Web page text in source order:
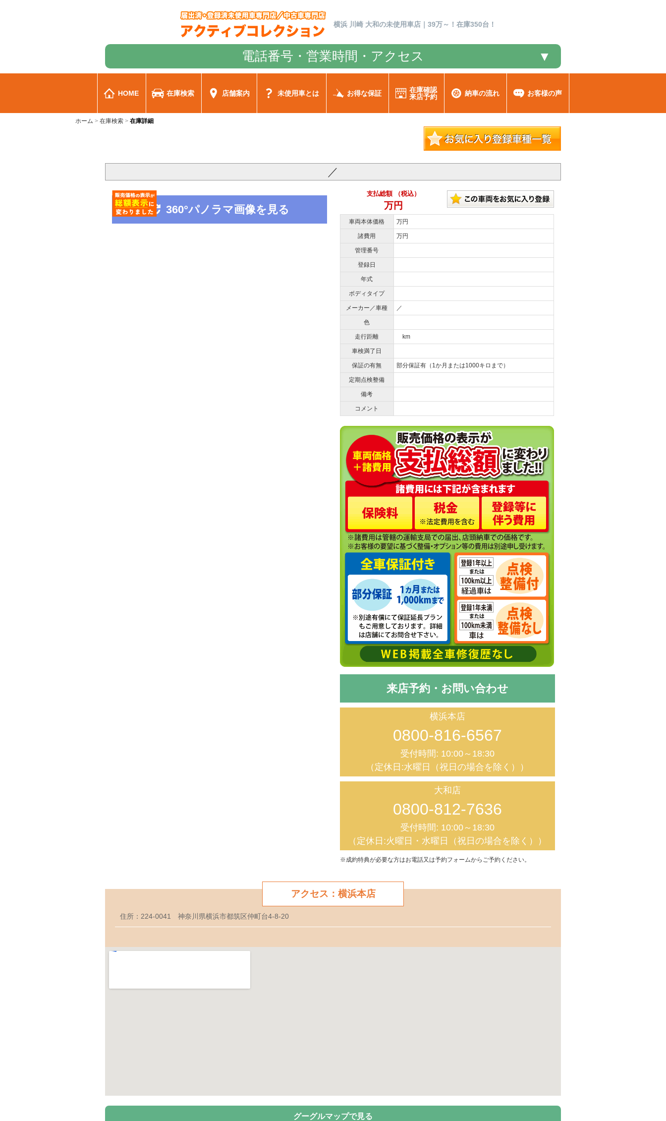
横浜 川崎 大和の未使用車店｜39万～！在庫350台！
電話番号・営業時間・アクセス ▼
HOME 在庫検索 店舗案内 未使用車とは お得な保証
在庫確認
来店予約
納車の流れ お客様の声
ホーム 在庫検索 在庫詳細
／
360°パノラマ画像を見る
支払総額 （税込）
万円
車両本体価格 万円
諸費用 万円
管理番号
登録日
年式
ボディタイプ
メーカー／車種 ／
色
走行距離 km
車検満了日
保証の有無 部分保証有（1か月または1000キロまで）
定期点検整備
備考
コメント
来店予約・お問い合わせ
横浜本店
0800-816-6567
受付時間: 10:00～18:30
（定休日:水曜日（祝日の場合を除く））
大和店
0800-812-7636
受付時間: 10:00～18:30
（定休日:火曜日・水曜日（祝日の場合を除く））
※成約特典が必要な方はお電話又は予約フォームからご予約ください。
アクセス：横浜本店
住所：224-0041 神奈川県横浜市都筑区仲町台4-8-20
グーグルマップで見る